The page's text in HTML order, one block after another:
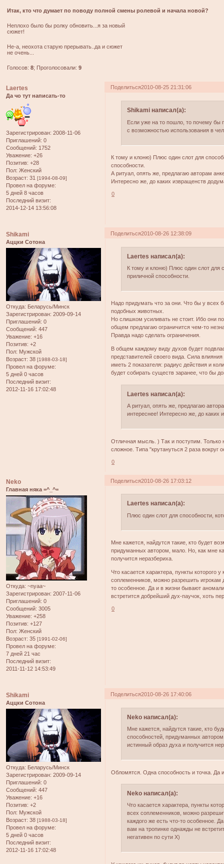
Итак, кто что думает по поводу полной смены ролевой и начала новой?
Неплохо было бы ролку обновить...я за новый
сюжет!
Не-а, неохота старую прерывать..да и сюжет
не очень...
Голосов: 8; Проголосовали: 9
Поделиться2010-08-25 21:31:06
Laertes
Да чо тут написать-то
Зарегистрирован: 2008-11-06
Приглашений: 0
Сообщений: 1752
Уважение: +26
Позитив: +28
Пол: Женский
Возраст: 31 [1994-08-09]
Провел на форуме:
5 дней 8 часов
Последний визит:
2014-12-14 13:56:08
Shikami написал(а):
Если уже на то пошло, то почему бы
с возможностью использования в
К тому и клоню) Плюс один слот для
способности.
А ритуал, опять же, предлагаю авторам
Интересно же, до каких извращенств
0
Поделиться2010-08-26 12:38:09
Shikami
Аццки Сотона
Откуда: Беларусь/Минск
Зарегистрирован: 2009-09-14
Приглашений: 0
Сообщений: 447
Уважение: +16
Позитив: +2
Пол: Мужской
Возраст: 38 [1988-03-18]
Провел на форуме:
5 дней 0 часов
Последний визит:
2012-11-16 17:02:48
Laertes написал(а):
К тому и клоню) Плюс один слот для
приличной способности.
Надо придумать что за они. Что бы у всех
подобных животных.
Но слишком усиливать не стоит. Ибо они
общем предлагаю ограничится чем-то
Правда надо сделать ограничения.
В общем каждому виду духов будет
представителей своего вида. Сила
иметь 2 показателя: радиус действия и
будет собирать существ заранее, что бы
Laertes написал(а):
А ритуал, опять же, предлагаю
интереснее! Интересно же, до
Отличная мысль. ) Так и поступим. Только
сложное. Типа "крутануться 2 раза вокруг
0
Поделиться2010-08-26 17:03:12
Neko
Главная няка =^_^=
Откуда: ~nyaa~
Зарегистрирован: 2007-11-06
Приглашений: 0
Сообщений: 3005
Уважение: +258
Позитив: +127
Пол: Женский
Возраст: 35 [1991-02-06]
Провел на форуме:
7 дней 21 час
Последний визит:
2011-11-12 14:53:49
Laertes написал(а):
Плюс один слот для способности,
Мне кажется, найдутся такие, кто будет
придуманных автором, мало. Но, как мне
получится неразбериха.
Что касается характера, пункты которого
соплеменников, можно разрешить игрокам
то особенное. Да и в жизни бывают
встретится добрейший дух-паучок, хоть
0
Поделиться2010-08-26 17:40:06
Shikami
Аццки Сотона
Откуда: Беларусь/Минск
Зарегистрирован: 2009-09-14
Приглашений: 0
Сообщений: 447
Уважение: +16
Позитив: +2
Пол: Мужской
Возраст: 38 [1988-03-18]
Провел на форуме:
5 дней 0 часов
Последний визит:
2012-11-16 17:02:48
Neko написал(а):
Мне кажется, найдутся такие, кто
способностей, придуманных
истинный образ духа и получится
Обломятся. Одна способность и точка. Да
Neko написал(а):
Что касается характера, пункты
всех соплеменников, можно
каждого же есть что-то особенное.
вам на тропинке однажды не
негативен по сути Х)